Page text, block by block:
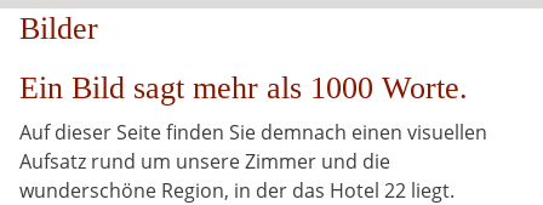
Bilder
Ein Bild sagt mehr als 1000 Worte.
Auf dieser Seite finden Sie demnach einen visuellen
Aufsatz rund um unsere Zimmer und die
wunderschöne Region, in der das Hotel 22 liegt.